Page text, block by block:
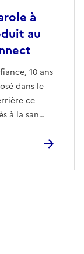
à
au
10 ans
dans le
ce
à la san…